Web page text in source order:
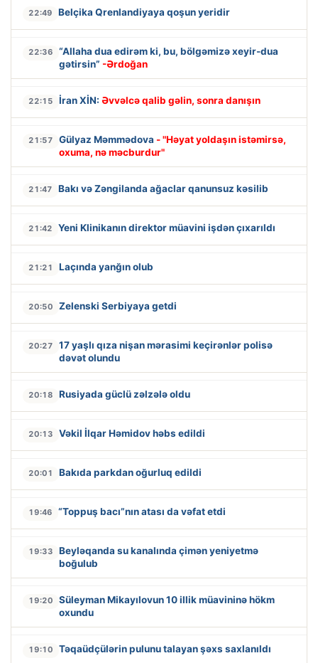
22:49 Belçika Qrenlandiyaya qoşun yeridir
22:36
“Allaha dua edirəm ki, bu, bölgəmizə xeyir-dua
gətirsin” -Ərdoğan
22:15 İran XİN: Əvvəlcə qalib gəlin, sonra danışın
21:57 Gülyaz Məmmədova - "Həyat yoldaşın istəmirsə,
oxuma, nə məcburdur"
21:47 Bakı və Zəngilanda ağaclar qanunsuz kəsilib
21:42 Yeni Klinikanın direktor müavini işdən çıxarıldı
21:21 Laçında yanğın olub
20:50 Zelenski Serbiyaya getdi
20:27
17 yaşlı qıza nişan mərasimi keçirənlər polisə
dəvət olundu
20:18 Rusiyada güclü zəlzələ oldu
20:13 Vəkil İlqar Həmidov həbs edildi
20:01 Bakıda parkdan oğurluq edildi
19:46 “Toppuş bacı”nın atası da vəfat etdi
19:33
Beyləqanda su kanalında çimən yeniyetmə
boğulub
19:20
Süleyman Mikayılovun 10 illik müavininə hökm
oxundu
19:10 Təqaüdçülərin pulunu talayan şəxs saxlanıldı